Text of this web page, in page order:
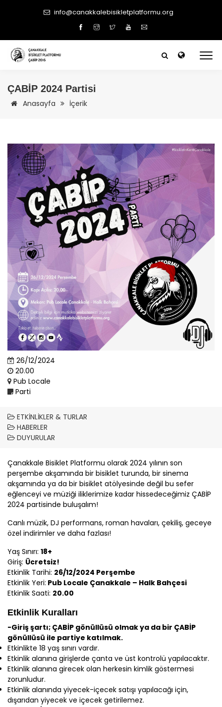
info@canakkalebisikletplatformu.org
ÇABİP 2024 Partisi
Anasayfa İçerik
26/12/2024
20.00
Pub Locale
Parti
ETKINLIKLER & TURLAR
HABERLER
DUYURULAR
Çanakkale Bisiklet Platformu olarak 2024 yılının son
perşembe akşamında bir bisiklet turunda, bir sinema
akşamında ya da bir bisiklet atölyesinde değil bu sefer
eğlenceyi ve müziği iliklerimize kadar hissedeceğimiz ÇABİP
2024 partisinde buluşalım!
Canlı müzik, DJ performans, roman havaları, çekiliş, geceye
özel indirimler ve daha fazlası!
Yaş Sınırı: 18+
Giriş: Ücretsiz!
Etkinlik Tarihi: 26/12/2024 Perşembe
Etkinlik Yeri: Pub Locale Çanakkale – Halk Bahçesi
Etkinlik Saati: 20.00
Etkinlik Kuralları
-Giriş şartı; ÇABİP gönüllüsü olmak ya da bir ÇABİP
gönüllüsü ile partiye katılmak.
Etkinlikte 18 yaş sınırı vardır.
Etkinlik alanına girişlerde çanta ve üst kontrolü yapılacaktır.
Etkinlik alanına girecek olan herkesin kimlik göstermesi
zorunludur.
Etkinlik alanında yiyecek-içecek satışı yapılacağı için,
dışarıdan yiyecek ve içecek getirilemez.